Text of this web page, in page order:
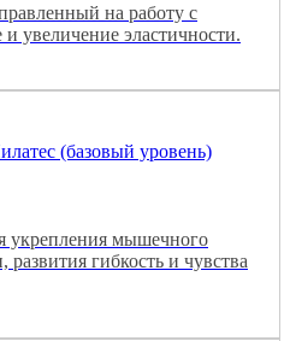
на работу с
увеличение эластичности.
(базовый уровень)
укрепления мышечного
гибкость и чувства